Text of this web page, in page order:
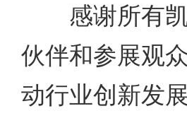
感谢所有凯
伙伴和参展观
动行业创新发展